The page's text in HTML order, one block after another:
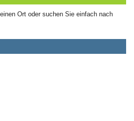
Ort oder suchen Sie einfach nach